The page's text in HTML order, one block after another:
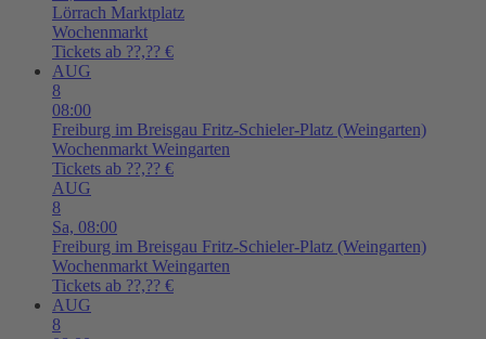
Lörrach Marktplatz
Wochenmarkt
Tickets ab ??,?? €
AUG
8
08:00
Freiburg im Breisgau Fritz-Schieler-Platz (Weingarten)
Wochenmarkt Weingarten
Tickets ab ??,?? €
AUG
8
Sa, 08:00
Freiburg im Breisgau Fritz-Schieler-Platz (Weingarten)
Wochenmarkt Weingarten
Tickets ab ??,?? €
AUG
8